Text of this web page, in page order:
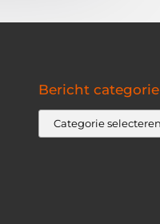
Bericht categorie